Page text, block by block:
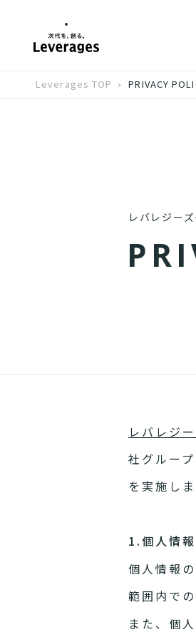
Leverages TOP PRIVACY
レバレジー
P RI
レバレジ
社グルー
を実施しま
1.個人情
個人情報
範囲内で
また、個